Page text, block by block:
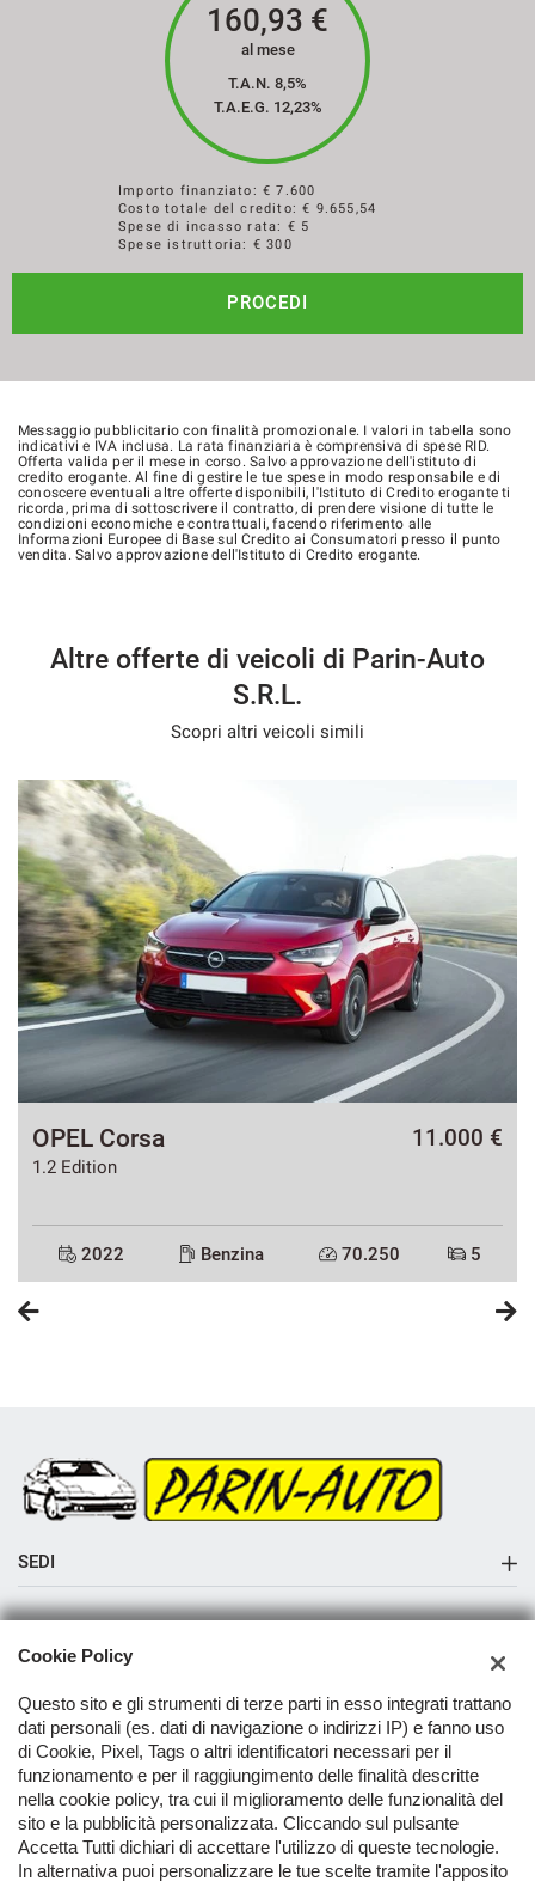
160,93 €
al mese
T.A.N. 8,5%
T.A.E.G. 12,23%
Importo finanziato: €7.600
Costo totale del credito: € 9.655,54
Spese di incasso rata: € 5
Spese istruttoria: € 300
PROCEDI
Messaggio pubblicitario con finalità promozionale. I valori in tabella sono
indicativi e IVA inclusa. La rata finanziaria è comprensiva di spese RID.
Offerta valida per il mese in corso. Salvo approvazione dell'istituto di
credito erogante. Al fine di gestire le tue spese in modo responsabile e di
conoscere eventuali altre offerte disponibili, l'Istituto di Credito erogante ti
ricorda, prima di sottoscrivere il contratto, di prendere visione di tutte le
condizioni economiche e contrattuali, facendo riferimento alle
Informazioni Europee di Base sul Credito ai Consumatori presso il punto
vendita. Salvo approvazione dell'Istituto di Credito erogante.
Altre offerte di veicoli di Parin-Auto
S.R.L.
Scopri altri veicoli simili
OPEL Corsa
1.2 Edition
11.000 €
2022 Benzina 70.250 5
SEDI
Contatti
TORNA IN CIMA
Copyright © 2026 Parin-Auto S.R.L. - P.IVA 02421620267 -Leggi
Cookie Policy
Questo sito e gli strumenti di terze parti in esso integrati trattano
dati personali (es. dati di navigazione o indirizzi IP) e fanno uso
di Cookie, Pixel, Tags o altri identificatori necessari per il
funzionamento e per il raggiungimento delle finalità descritte
nella cookie policy, tra cui il miglioramento delle funzionalità del
sito e la pubblicità personalizzata. Cliccando sul pulsante
Accetta Tutti dichiari di accettare l'utilizzo di queste tecnologie.
In alternativa puoi personalizzare le tue scelte tramite l'apposito